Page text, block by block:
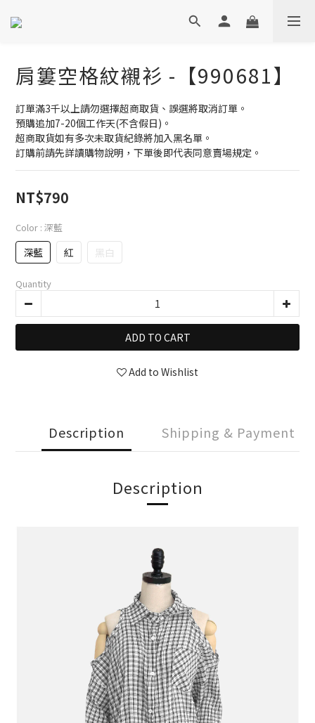
肩簍空格紋襯衫 -【990681】
訂單滿3千以上請勿選擇超商取貨、誤選將取消訂單。
預購追加7-20個工作天(不含假日)。
超商取貨如有多次未取貨紀錄將加入黑名單。
訂購前請先詳讀購物說明，下單後即代表同意賣場規定。
NT$790
Color : 深藍
深藍 紅 黑白
Quantity
ADD TO CART
Add to Wishlist
Description Shipping & Payment
Description